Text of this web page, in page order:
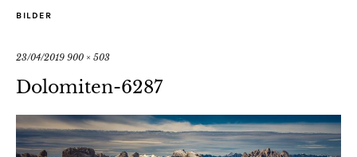
BILDER
23/04/2019 900 × 503
Dolomiten-6287